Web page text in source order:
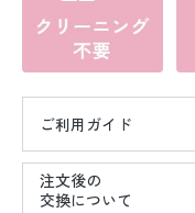
ご利用ガイド
注文後の
交換について